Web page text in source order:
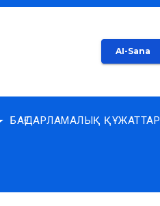
AI-Sana
БАҒДАРЛАМАЛЫҚ ҚҰЖАТТАР